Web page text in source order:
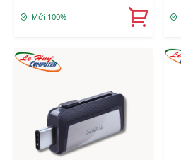
Mới 100%